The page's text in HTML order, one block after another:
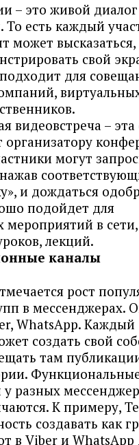
– это живой диалог
То есть каждый
может высказаться,
свой
для
видеовстреча –
могут
и дождаться
подойдет для
мероприятий в сети,
лекций.
каналы
рост
в мессенджерах.
WhatsApp. Каждый
создать свой
там
разных
К примеру,
создавать как
в Viber и